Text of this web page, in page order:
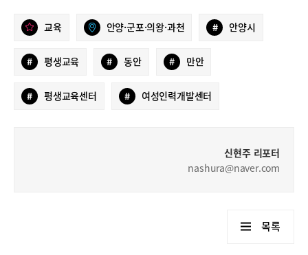
교육 안양·군포·의왕·과천 # 안양시
# 평생교육 # 동안 # 만안
# 평생교육센터 # 여성인력개발센터
신현주 리포터
nashura@naver.com
목록